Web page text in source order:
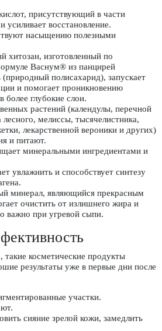
присутствующий в части
усиливает восстановление.
насыщению полезными
хитозан, изготовленный по
Васнум® из панцирей
(природный полисахарид), запускает
и помогает проникновению
более глубокие слои.
растений (календулы, перечной
мелиссы, тысячелистника,
лекарственной вероники и других)
и питают.
минеральными ингредиентами и
увлажнить и способствует синтезу
минерал, являющийся прекрасным
очистить от излишнего жира и
важно при угревой сыпи.
такие косметические продукты
результаты уже в первые дни после
участки.
сияние зрелой кожи, замедлить